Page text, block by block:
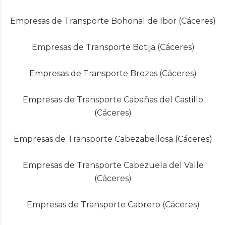
Empresas de Transporte Bohonal de Ibor (Cáceres)
Empresas de Transporte Botija (Cáceres)
Empresas de Transporte Brozas (Cáceres)
Empresas de Transporte Cabañas del Castillo
(Cáceres)
Empresas de Transporte Cabezabellosa (Cáceres)
Empresas de Transporte Cabezuela del Valle
(Cáceres)
Empresas de Transporte Cabrero (Cáceres)